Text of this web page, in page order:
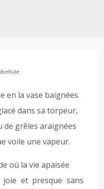
en la vase baignées
dans sa torpeur,
de grêles araignées
voile une vapeur.
où la vie apaisée
joie et presque sans